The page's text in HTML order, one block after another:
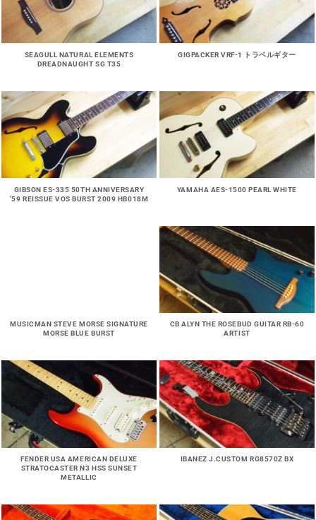
SEAGULL NATURAL ELEMENTS
DREADNAUGHT SG T35
GIGPACKER VRF-1 トラベルギター
GIBSON ES-335 50TH ANNIVERSARY
’59 REISSUE VOS BURST 2009 HB018M
YAMAHA AES-1500 PEARL WHITE
MUSICMAN STEVE MORSE SIGNATURE
MORSE BLUE BURST
CB ALYN THE ROSEBUD GUITAR RB-60
ARTIST
FENDER USA AMERICAN DELUXE
STRATOCASTER N3 HSS SUNSET
METALLIC
IBANEZ J.CUSTOM RG8570Z BX